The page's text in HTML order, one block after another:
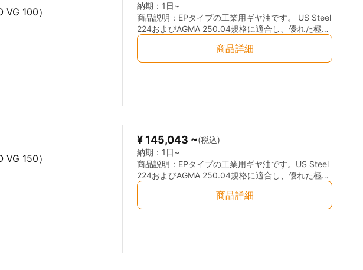
100）
納期： 1日~
商品説明： EPタイプの工業用ギヤ油です。 US Steel
224およびAGMA 250.04規格に適合し、優れた極圧
性・耐荷重性ならびに高温安定性を有しています。
製鉄業、セメント工業、製紙工業などの高荷重減速
機の潤滑に適しており、高温・高荷重条件下で使用
商品詳細
150）
¥ 145,043 ~(税込)
納期： 1日~
商品説明： EPタイプの工業用ギヤ油です。US Steel
224およびAGMA 250.04規格に適合し、優れた極圧
性・耐荷重性ならびに高温安定性を有しています。
製鉄業、セメント工業、製紙工業などの高荷重減速
機の潤滑に適しており、高温・高荷重条件下で使用
商品詳細